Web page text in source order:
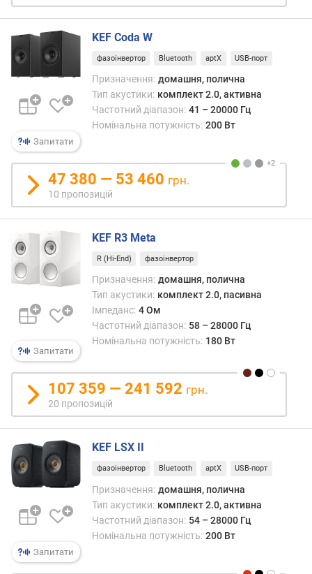
і
д
у
м
з
о
ю
о
д
а
в
я
к
і
ь
к
Запитати
KEF Coda W
фазоінвертор Bluetooth aptX USB-порт
Призначення: домашня, полична
Тип акустики: комплект 2.0, активна
Частотний діапазон: 41 – 20000 Гц
Номінальна потужність: 200 Вт
47 380 — 53 460 грн.
10 пропозицій
Запитати
KEF R3 Meta
R (Hi-End) фазоінвертор
Призначення: домашня, полична
Тип акустики: комплект 2.0, пасивна
Імпеданс: 4 Ом
Частотний діапазон: 58 – 28000 Гц
Номінальна потужність: 180 Вт
107 359 — 241 592 грн.
20 пропозицій
Запитати
KEF LSX II
фазоінвертор Bluetooth aptX USB-порт
Призначення: домашня, полична
Тип акустики: комплект 2.0, активна
Частотний діапазон: 54 – 28000 Гц
Номінальна потужність: 200 Вт